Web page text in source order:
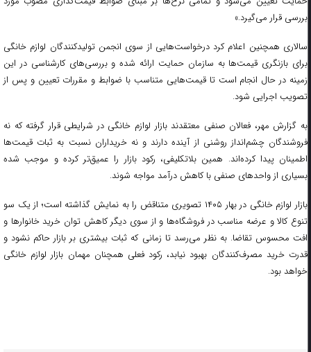
بررسی قرار می‌گیرد.»
سالاری همچنین اعلام کرد درخواست‌هایی از سوی انجمن تولیدکنندگان لوازم خانگی
برای بازنگری قیمت‌ها به سازمان حمایت ارائه شده و بررسی‌های کارشناسی در این
زمینه در حال انجام است تا قیمت‌هایی متناسب با ضوابط و مقررات تعیین و پس از
تصویب اجرایی شود.
به گزارش مهر، فعالان صنفی معتقدند بازار لوازم خانگی در شرایطی قرار گرفته که نه
فروشندگان چشم‌انداز روشنی از آینده دارند و نه خریداران نسبت به ثبات قیمت‌ها
اطمینان پیدا کرده‌اند. همین بلاتکلیفی، رکود بازار را عمیق‌تر کرده و موجب شده
بسیاری از واحدهای صنفی با کاهش درآمد مواجه شوند.
بازار لوازم خانگی در بهار ۱۴۰۵ تصویری متناقض را به نمایش گذاشته است؛ از یک سو
تنوع کالا و عرضه مناسب در فروشگاه‌ها و از سوی دیگر کاهش توان خرید خانوارها و
افت محسوس تقاضا. به نظر می‌رسد تا زمانی که ثبات بیشتری بر بازار حاکم نشود و
قدرت خرید مصرف‌کنندگان بهبود نیابد، رکود فعلی همچنان مهمان بازار لوازم خانگی
خواهد بود.